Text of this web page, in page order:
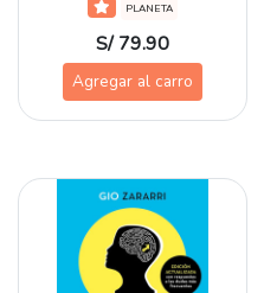
PLANETA
S/ 79.90
Agregar al carro